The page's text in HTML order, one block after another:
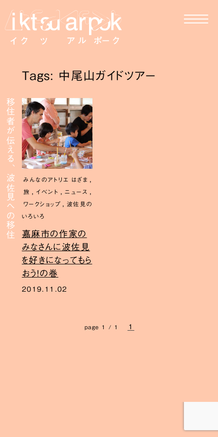
移住者が伝える、波佐見への移住
Tags: 中尾山ガイドツアー
みんなのアトリエ はざま ,
旅 , イベント , ニュース ,
ワークショップ , 波佐見の
いろいろ
嘉麻市の作家の
みなさんに波佐見
を好きになってもら
おう！の巻
2019.11.02
page 1 / 1 1